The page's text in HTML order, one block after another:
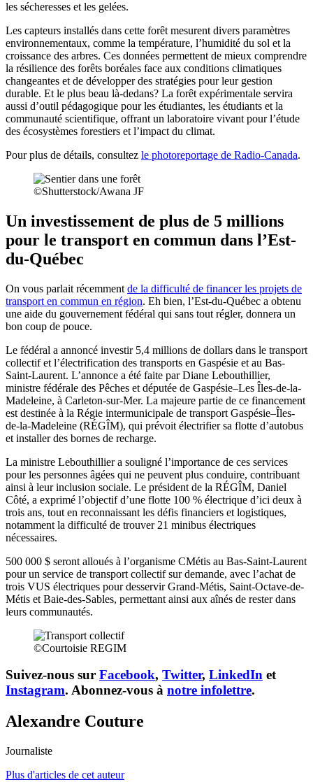
les sécheresses et les gelées.
Les capteurs installés dans cette forêt mesurent divers paramètres
environnementaux, comme la température, l’humidité du sol et la
croissance des arbres. Ces données permettent de mieux comprendre
la résilience des forêts boréales face aux conditions climatiques
changeantes et de développer des stratégies pour leur gestion
durable. Et le plus beau là-dedans? La forêt expérimentale servira
aussi d’outil pédagogique pour les étudiantes, les étudiants et la
communauté scientifique, offrant un laboratoire vivant pour l’étude
des écosystèmes forestiers et l’impact du climat.
Pour plus de détails, consultez le photoreportage de Radio-Canada.
©Shutterstock/Awana JF
Un investissement de plus de 5 millions
pour le transport en commun dans l’Est-
du-Québec
On vous parlait récemment de la difficulté de financer les projets de
transport en commun en région. Eh bien, l’Est-du-Québec a obtenu
une aide du gouvernement fédéral qui sans tout régler, donnera un
bon coup de pouce.
Le fédéral a annoncé investir 5,4 millions de dollars dans le transport
collectif et l’électrification des transports en Gaspésie et au Bas-
Saint-Laurent. L’annonce a été faite par Diane Lebouthillier,
ministre fédérale des Pêches et députée de Gaspésie–Les Îles-de-la-
Madeleine, à Carleton-sur-Mer. La majeure partie de ce financement
est destinée à la Régie intermunicipale de transport Gaspésie–Îles-
de-la-Madeleine (RÉGÎM), qui prévoit électrifier sa flotte d’autobus
et installer des bornes de recharge.
La ministre Lebouthillier a souligné l’importance de ces services
pour les personnes âgées qui ne peuvent plus conduire, contribuant
ainsi à leur inclusion sociale. Le président de la RÉGÎM, Daniel
Côté, a exprimé l’objectif d’une flotte 100 % électrique d’ici deux à
trois ans, tout en reconnaissant les défis financiers et logistiques,
notamment la difficulté de trouver 21 minibus électriques
nécessaires.
500 000 $ seront alloués à l’organisme CMétis au Bas-Saint-Laurent
pour un service de transport collectif sur demande, avec l’achat de
trois VUS électriques pour desservir Grand-Métis, Saint-Octave-de-
Métis et Baie-des-Sables, permettant ainsi aux aînés de rester dans
leurs communautés.
©Courtoisie REGIM
Suivez-nous sur Facebook, Twitter, LinkedIn et
Instagram. Abonnez-vous à notre infolettre.
Alexandre Couture
Journaliste
Plus d'articles de cet auteur